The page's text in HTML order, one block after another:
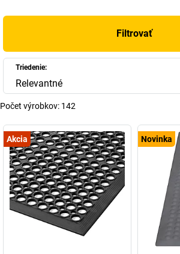
Filtrovať
Triedenie:
Relevantné
Počet výrobkov: 142
Akcia Novinka